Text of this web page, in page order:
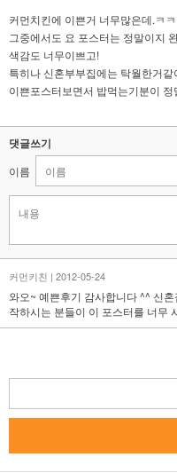
커먼치킨에 이쁜거 너무많은데.ㅋㅋ
그중에서도 요 포스터는 정말이지
색감도 너무이쁘고!
특히나 신혼부부집에는 탁월한거같
이쁜포스터보면서 밥먹는기분이
댓글쓰기
이름
커먼키친 | 2012-05-24
와오~ 예쁜후기 감사합니다 ^^ 신
작하시는 분들이 이 포스터를 너무